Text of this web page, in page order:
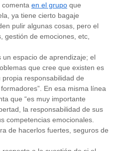
en el grupo que
ya tiene cierto bagaje
pulir algunas cosas, pero el
gestión de emociones, etc,
un espacio de aprendizaje; el
que cree que existen es
responsabilidad de
En esa misma línea
que “es muy importante
la responsabilidad de sus
competencias emocionales.
de hacerlos fuertes, seguros de